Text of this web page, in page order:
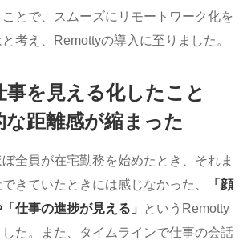
ことで、スムーズにリモートワーク化を
考え、Remottyの導入に至りました。
事を見える化したこと
な距離感が縮まった
全員が在宅勤務を始めたとき、それま
きていたときには感じなかった、
「顔
仕事の進捗が見える」
というRemotty
た。また、タイムラインで仕事の会話